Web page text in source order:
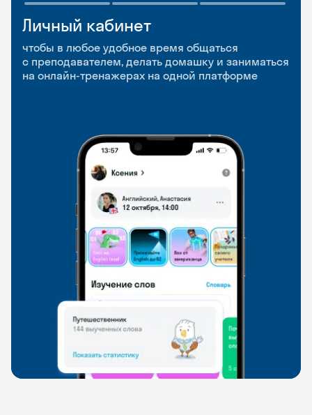
Личный кабинет
чтобы в любое удобное время общаться
с преподавателем, делать домашку и заниматься
на онлайн-тренажерах на одной платформе
Мобильное
приложение
чтобы заниматься и изучать новые слова где
и когда удобно
Разговорные клубы
и Talks
Групповые занятия для разговорной практики
и индивидуальные встречи с преподавателями